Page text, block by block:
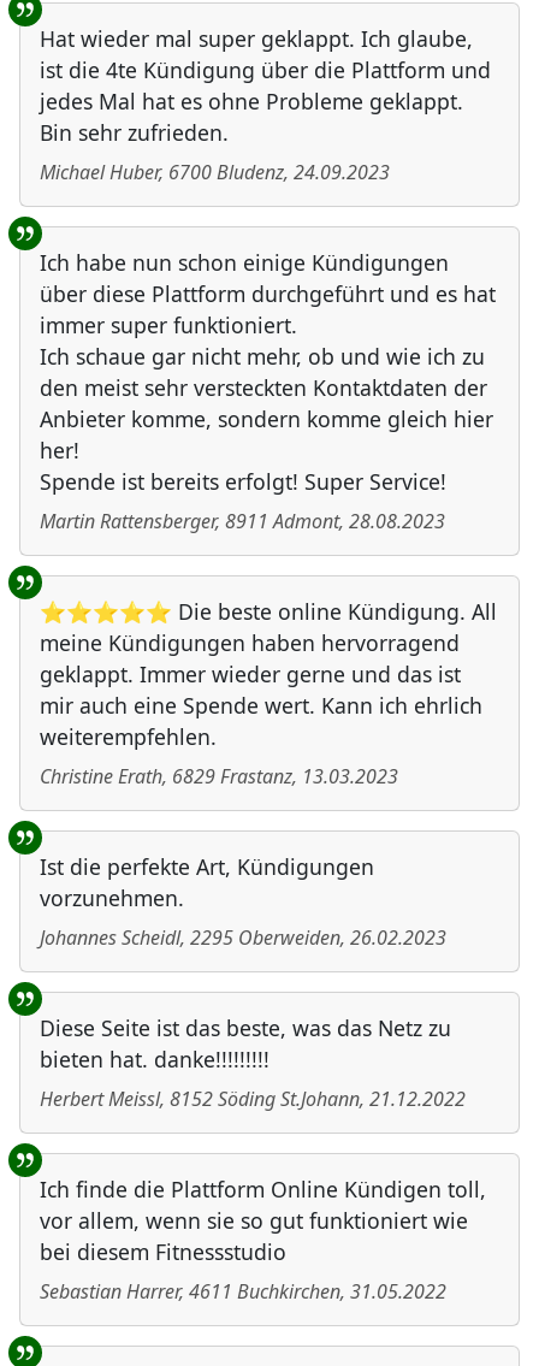
Hat wieder mal super geklappt. Ich glaube,
ist die 4te Kündigung über die Plattform und
jedes Mal hat es ohne Probleme geklappt.
Bin sehr zufrieden.
Michael Huber, 6700Bludenz, 24.09.2023
Ich habe nun schon einige Kündigungen
über diese Plattform durchgeführt und es hat
immer super funktioniert.
Ich schaue gar nicht mehr, ob und wie ich zu
den meist sehr versteckten Kontaktdaten der
Anbieter komme, sondern komme gleich hier
her!
Spende ist bereits erfolgt! Super Service!
Martin Rattensberger, 8911 Admont, 28.08.2023
⭐⭐⭐⭐⭐ Die beste online Kündigung. All
meine Kündigungen haben hervorragend
geklappt. Immer wieder gerne und das ist
mir auch eine Spende wert. Kann ich ehrlich
weiterempfehlen.
Christine Erath, 6829Frastanz, 13.03.2023
Ist die perfekte Art, Kündigungen
vorzunehmen.
Johannes Scheidl, 2295 Oberweiden, 26.02.2023
Diese Seite ist das beste, was das Netz zu
bieten hat. danke!!!!!!!!!
Herbert Meissl, 8152Söding St.Johann, 21.12.2022
Ich finde die Plattform Online Kündigen toll,
vor allem, wenn sie so gut funktioniert wie
bei diesem Fitnessstudio
Sebastian Harrer, 4611 Buchkirchen, 31.05.2022